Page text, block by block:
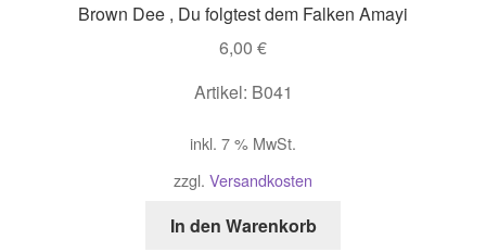
Brown Dee , Du folgtest dem Falken Amayi
6,00 €
Artikel: B041
inkl. 7 % MwSt.
zzgl. Versandkosten
In den Warenkorb